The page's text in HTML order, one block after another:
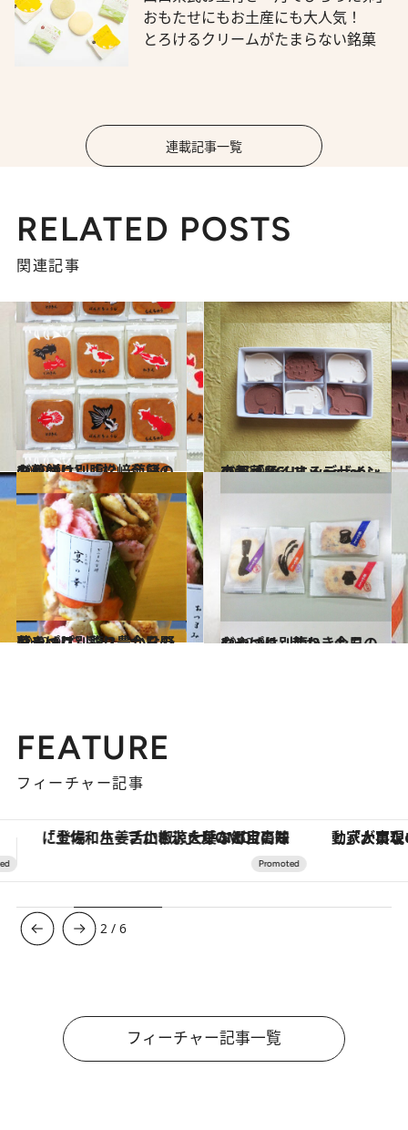
おもたせにもお土産にも大人気！
とろけるクリームがたまらない銘菓
連載記事一覧
RELATED POSTS
関連記事
2012.9.21
やっぱり別腹!? 今日のおやつは…「松﨑煎餅」の煎餅
グルメ 2012.9.16
京都「UCHU wagashi」のわくわくするデザインの干菓子
グルメ
2012.9.12
やっぱり別腹!? 今日のおやつは…彩り豊かな野菜チップ
グルメ 2012.9.5
やっぱり別腹!? 今日のおやつは…昔かきもち
グルメ
FEATURE
フィーチャー記事
「大事なのは地域の意識を変えること」。ロレックス賞受賞の自然保護活動家が実現させたナイジェリアの自然環境の復活 【夏限定ディナーコース】旬を
3 /6
フィーチャー記事一覧